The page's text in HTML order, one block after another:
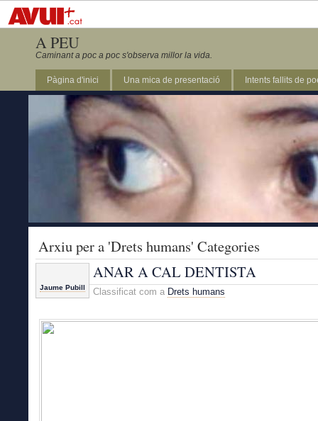
A PEU
Caminant a poc a poc s'observa millor la vida.
Pàgina d'inici Una mica de presentació Intents fallits de
Arxiu per a 'Drets humans' Categories
Jaume Pubill
ANAR A CAL DENTISTA
Classificat com a Drets humans